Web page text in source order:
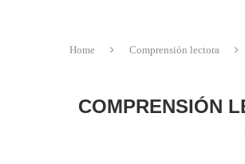
Home Comprensión lectora
COMPRENSIÓN